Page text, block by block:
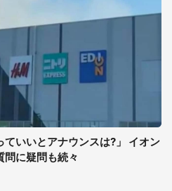
ていいとアナウンスは?」 イオン
問に疑問も続々